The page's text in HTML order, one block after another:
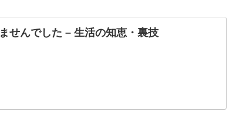
せんでした – 生活の知恵・裏技